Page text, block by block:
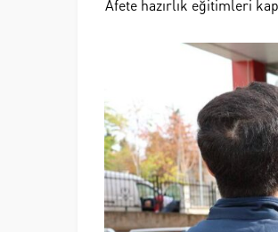
Afete hazırlık eğitimleri